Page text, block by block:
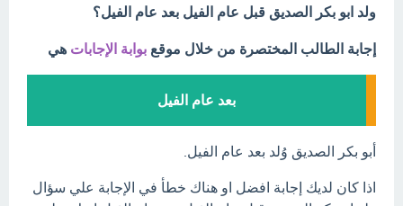
ولد ابو بكر الصديق قبل عام الفيل بعد عام الفيل؟
إجابة الطالب المختصرة من خلال موقع بوابة الإجابات هي
بعد عام الفيل
أبو بكر الصديق وُلد بعد عام الفيل.
اذا كان لديك إجابة افضل او هناك خطأ في الإجابة علي سؤال